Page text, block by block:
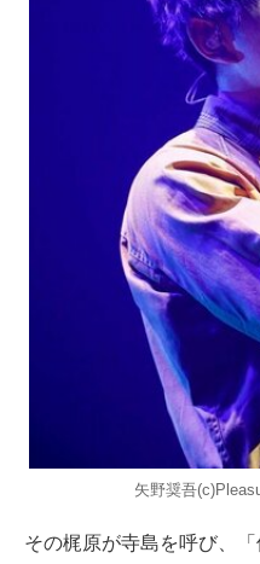
矢野奨吾
その梶原が寺島を呼び、